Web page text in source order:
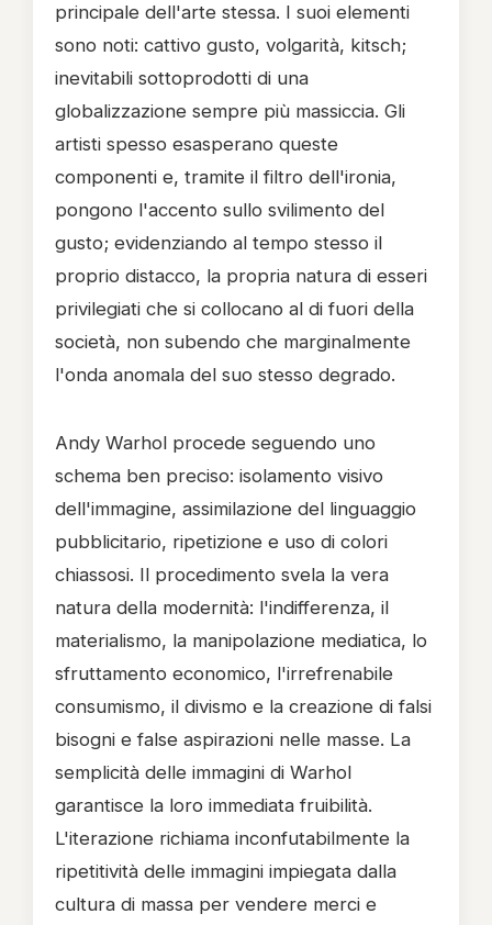
principale dell'arte stessa. I suoi elementi
sono noti: cattivo gusto, volgarità, kitsch;
inevitabili sottoprodotti di una
globalizzazione sempre più massiccia. Gli
artisti spesso esasperano queste
componenti e, tramite il filtro dell'ironia,
pongono l'accento sullo svilimento del
gusto; evidenziando al tempo stesso il
proprio distacco, la propria natura di esseri
privilegiati che si collocano al di fuori della
società, non subendo che marginalmente
l'onda anomala del suo stesso degrado.
Andy Warhol procede seguendo uno
schema ben preciso: isolamento visivo
dell'immagine, assimilazione del linguaggio
pubblicitario, ripetizione e uso di colori
chiassosi. Il procedimento svela la vera
natura della modernità: l'indifferenza, il
materialismo, la manipolazione mediatica, lo
sfruttamento economico, l'irrefrenabile
consumismo, il divismo e la creazione di falsi
bisogni e false aspirazioni nelle masse. La
semplicità delle immagini di Warhol
garantisce la loro immediata fruibilità.
L'iterazione richiama inconfutabilmente la
ripetitività delle immagini impiegata dalla
cultura di massa per vendere merci e